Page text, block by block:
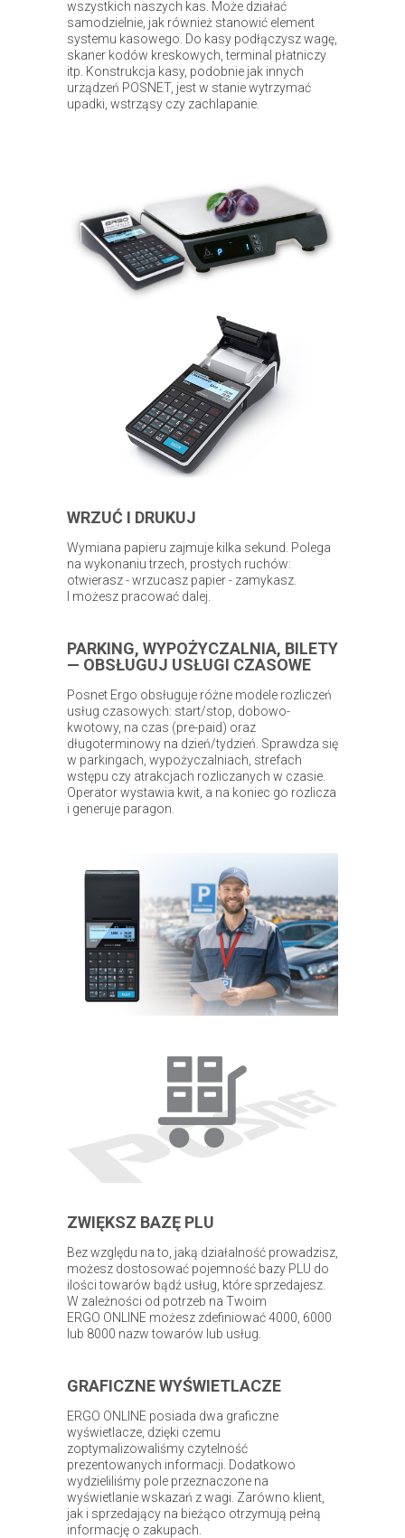
wszystkich naszych kas. Może działać
samodzielnie, jak również stanowić element
systemu kasowego. Do kasy podłączysz wagę,
skaner kodów kreskowych, terminal płatniczy
itp. Konstrukcja kasy, podobnie jak innych
urządzeń POSNET, jest w stanie wytrzymać
upadki, wstrząsy czy zachlapanie.
WRZUĆ I DRUKUJ
Wymiana papieru zajmuje kilka sekund. Polega
na wykonaniu trzech, prostych ruchów:
otwierasz - wrzucasz papier - zamykasz.
I możesz pracować dalej.
PARKING, WYPOŻYCZALNIA, BILETY
— OBSŁUGUJ USŁUGI CZASOWE
Posnet Ergo obsługuje różne modele rozliczeń
usług czasowych: start/stop, dobowo-
kwotowy, na czas (pre-paid) oraz
długoterminowy na dzień/tydzień. Sprawdza się
w parkingach, wypożyczalniach, strefach
wstępu czy atrakcjach rozliczanych w czasie.
Operator wystawia kwit, a na koniec go rozlicza
i generuje paragon.
ZWIĘKSZ BAZĘ PLU
Bez względu na to, jaką działalność prowadzisz,
możesz dostosować pojemność bazy PLU do
ilości towarów bądź usług, które sprzedajesz.
W zależności od potrzeb na Twoim
ERGO ONLINE możesz zdefiniować 4000, 6000
lub 8000 nazw towarów lub usług.
GRAFICZNE WYŚWIETLACZE
ERGO ONLINE posiada dwa graficzne
wyświetlacze, dzięki czemu
zoptymalizowaliśmy czytelność
prezentowanych informacji. Dodatkowo
wydzieliliśmy pole przeznaczone na
wyświetlanie wskazań z wagi. Zarówno klient,
jak i sprzedający na bieżąco otrzymują pełną
informację o zakupach.